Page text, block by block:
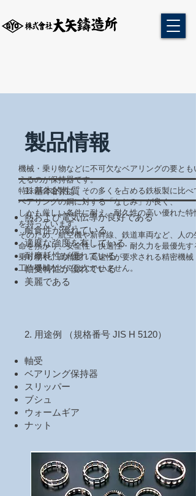
​製品情報
機械・乗り物などに不可欠なベアリングの要とも
えるのが保持器です。
特殊銅合金製は、その多くを占める鉄板製に比べ
ベアリングの鋼に対する「なじみ」が良く、
しかも厳しい条件に耐え、耐久性の高い優れた特
を持っています。
そのため、航空機や新幹線、鉄道車両など、人の
命を預かり、安全性・快適性・耐久力を最優先す
乗り物や、高精度・高速性が要求される精密機械
工作機械などには欠かせません。
1. 基本的性質
熱および電気伝導が良好である
耐食性が優れている
適度な強度を有している
耐摩耗性が優れている
軸受特性が優れている
美麗である
2. 用途例 （規格番号 JIS H 5120）
軸受
ベアリング保持器
スリッパー
ブシュ
ウォームギア
ナット